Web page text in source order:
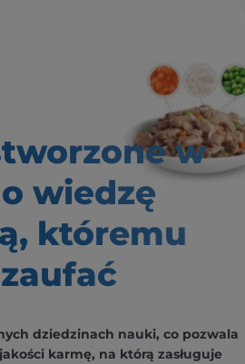
w
wiedzę
któremu
dziedzinach nauki, co pozwala
karmę, na którą zasługuje